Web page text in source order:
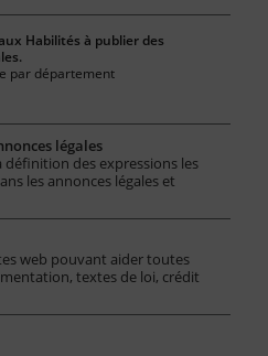
Habilités à publier des
par département
légales
définition des expressions les
les annonces légales et
web pouvant aider toutes
textes de loi, crédit